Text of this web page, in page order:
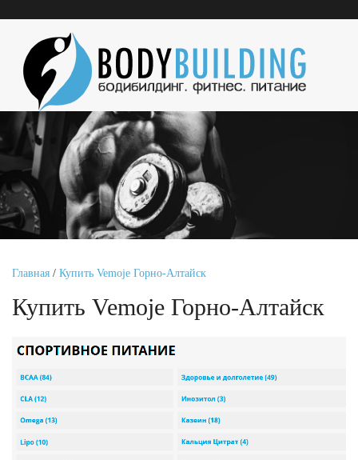
Главная / Купить Vemoje Горно-Алтайск
Купить Vemoje Горно-Алтайск